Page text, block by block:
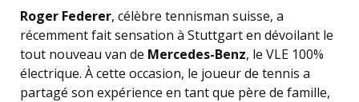
Roger Federer, célèbre tennisman suisse, a
récemment fait sensation à Stuttgart en dévoilant le
tout nouveau van de Mercedes-Benz, le VLE 100%
électrique. À cette occasion, le joueur de tennis a
partagé son expérience en tant que père de famille,